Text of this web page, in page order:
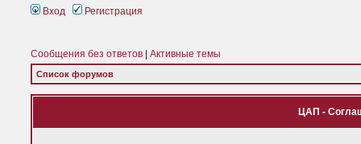
Вход Регистрация
Сообщения без ответов Активные темы
Список форумов
ЦАП -